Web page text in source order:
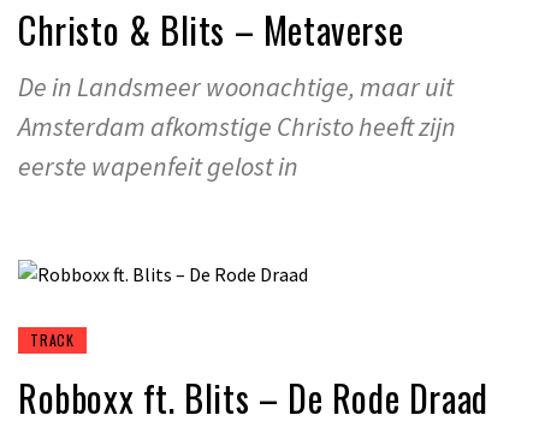
Christo & Blits – Metaverse
De in Landsmeer woonachtige, maar uit
Amsterdam afkomstige Christo heeft zijn
eerste wapenfeit gelost in
TRACK
Robboxx ft. Blits – De Rode Draad